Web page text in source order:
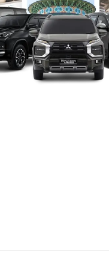
sebagai
dan
Anda di Bali,
siap disewa baik
korporat.
karakter
stabil, efisiensi